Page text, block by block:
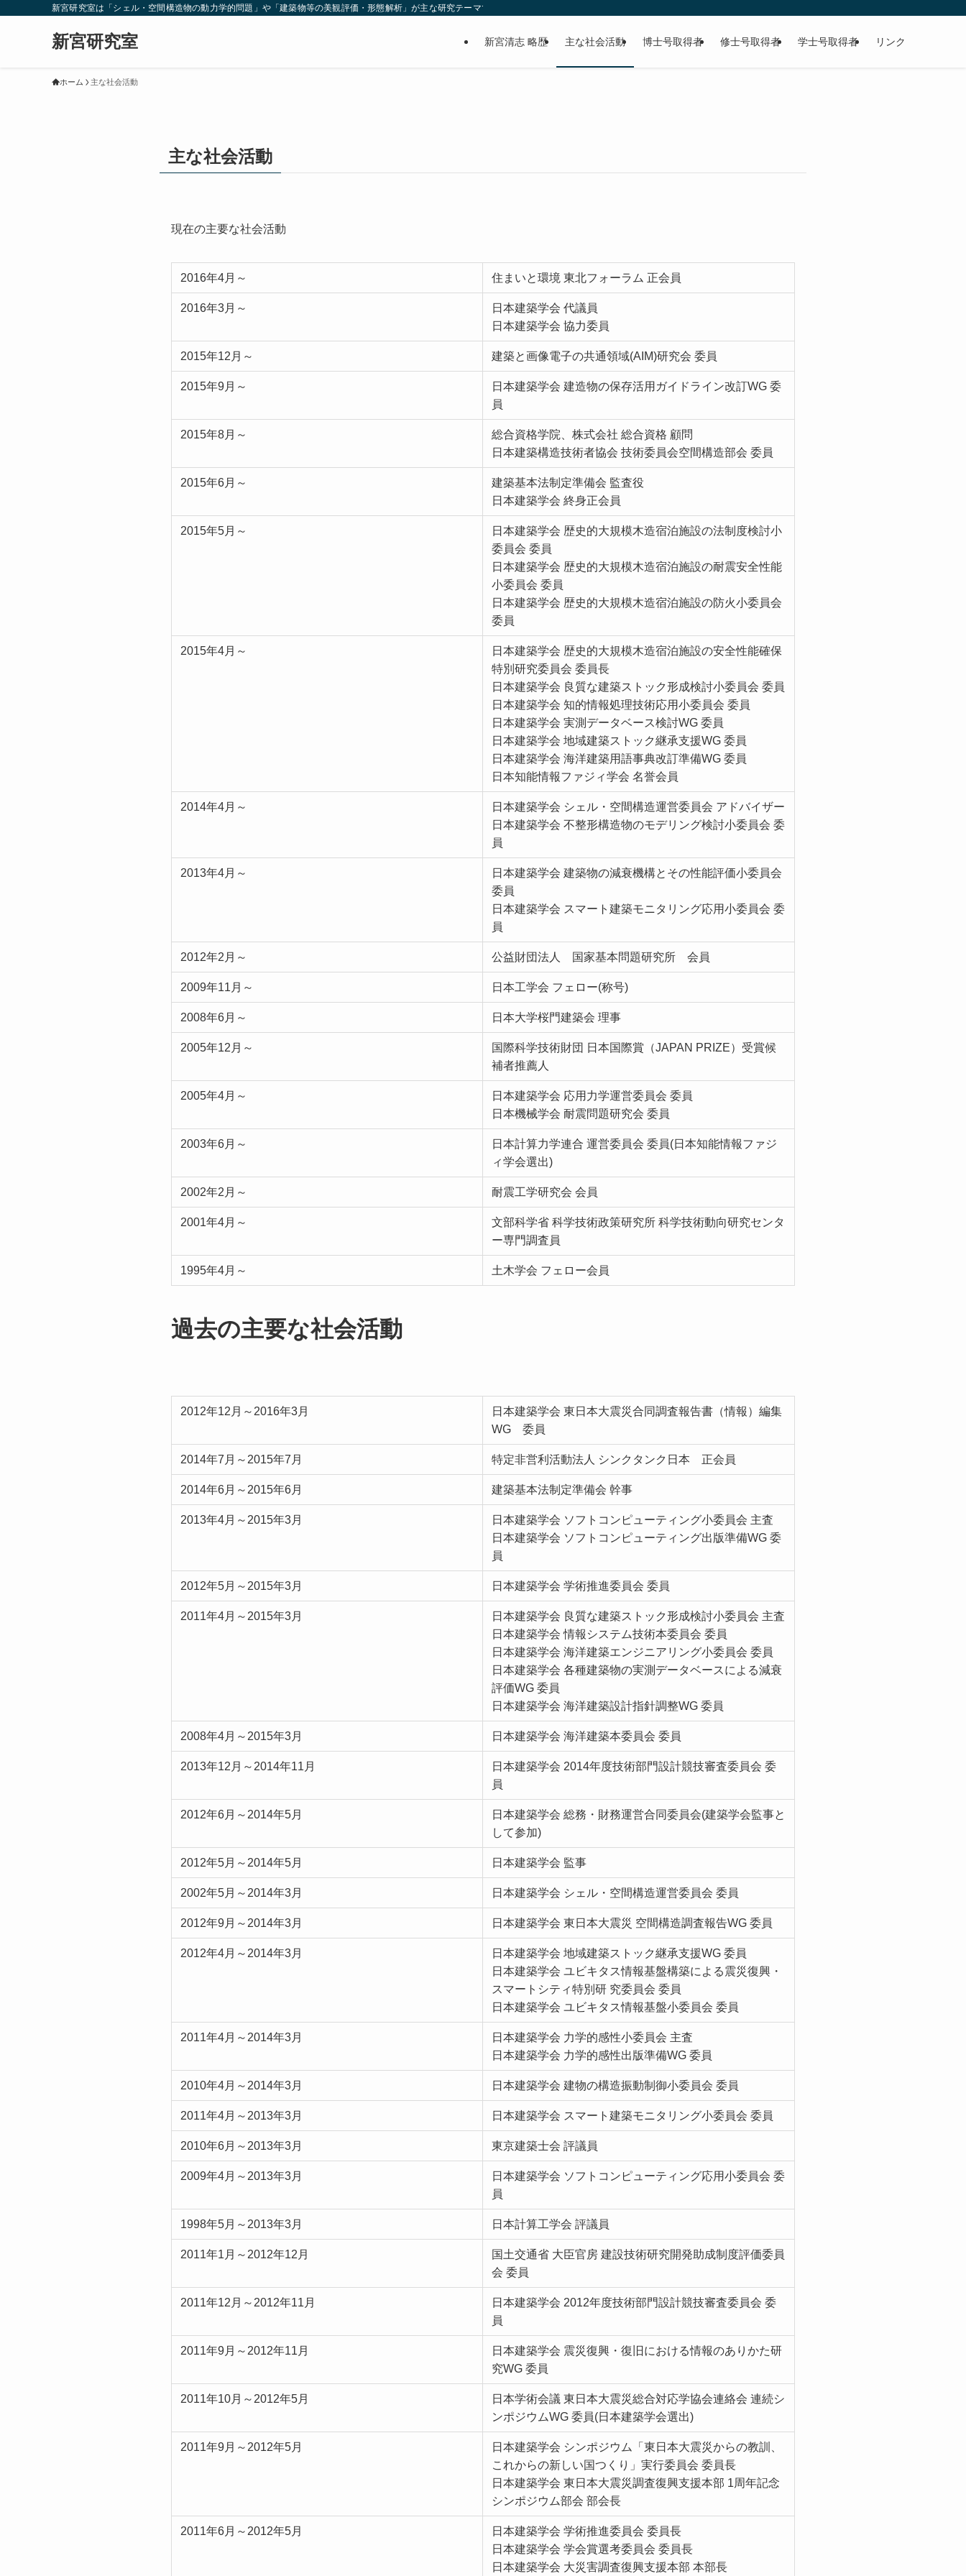
新宮研究室は「シェル・空間構造物の動力学的問題」や「建築物等の美観評価・形態解析」が主な研究テーマです
新宮研究室 新宮清志 略歴 主な社会活動 博士号取得者 修士号取得者 学士号取得者 リンク
ホーム 主な社会活動
主な社会活動
現在の主要な社会活動
2016年4月～ 住まいと環境 東北フォーラム 正会員
2016年3月～
日本建築学会 代議員
日本建築学会 協力委員
2015年12月～ 建築と画像電子の共通領域(AIM)研究会 委員
2015年9月～
日本建築学会 建造物の保存活用ガイドライン改訂WG 委
員
2015年8月～
総合資格学院、株式会社 総合資格 顧問
日本建築構造技術者協会 技術委員会空間構造部会 委員
2015年6月～
建築基本法制定準備会 監査役
日本建築学会 終身正会員
2015年5月～
日本建築学会 歴史的大規模木造宿泊施設の法制度検討小
委員会 委員
日本建築学会 歴史的大規模木造宿泊施設の耐震安全性能
小委員会 委員
日本建築学会 歴史的大規模木造宿泊施設の防火小委員会
委員
2015年4月～
日本建築学会 歴史的大規模木造宿泊施設の安全性能確保
特別研究委員会 委員長
日本建築学会 良質な建築ストック形成検討小委員会 委員
日本建築学会 知的情報処理技術応用小委員会 委員
日本建築学会 実測データベース検討WG 委員
日本建築学会 地域建築ストック継承支援WG 委員
日本建築学会 海洋建築用語事典改訂準備WG 委員
日本知能情報ファジィ学会 名誉会員
2014年4月～
日本建築学会 シェル・空間構造運営委員会 アドバイザー
日本建築学会 不整形構造物のモデリング検討小委員会 委
員
2013年4月～
日本建築学会 建築物の減衰機構とその性能評価小委員会
委員
日本建築学会 スマート建築モニタリング応用小委員会 委
員
2012年2月～ 公益財団法人 国家基本問題研究所 会員
2009年11月～ 日本工学会 フェロー(称号)
2008年6月～ 日本大学桜門建築会 理事
2005年12月～
国際科学技術財団 日本国際賞（JAPAN PRIZE）受賞候
補者推薦人
2005年4月～
日本建築学会 応用力学運営委員会 委員
日本機械学会 耐震問題研究会 委員
2003年6月～
日本計算力学連合 運営委員会 委員(日本知能情報ファジ
ィ学会選出)
2002年2月～ 耐震工学研究会 会員
2001年4月～
文部科学省 科学技術政策研究所 科学技術動向研究センタ
ー専門調査員
1995年4月～ 土木学会 フェロー会員
過去の主要な社会活動
2012年12月～2016年3月
日本建築学会 東日本大震災合同調査報告書（情報）編集
WG 委員
2014年7月～2015年7月 特定非営利活動法人 シンクタンク日本 正会員
2014年6月～2015年6月 建築基本法制定準備会 幹事
2013年4月～2015年3月
日本建築学会 ソフトコンピューティング小委員会 主査
日本建築学会 ソフトコンピューティング出版準備WG 委
員
2012年5月～2015年3月 日本建築学会 学術推進委員会 委員
2011年4月～2015年3月
日本建築学会 良質な建築ストック形成検討小委員会 主査
日本建築学会 情報システム技術本委員会 委員
日本建築学会 海洋建築エンジニアリング小委員会 委員
日本建築学会 各種建築物の実測データベースによる減衰
評価WG 委員
日本建築学会 海洋建築設計指針調整WG 委員
2008年4月～2015年3月 日本建築学会 海洋建築本委員会 委員
2013年12月～2014年11月
日本建築学会 2014年度技術部門設計競技審査委員会 委
員
2012年6月～2014年5月
日本建築学会 総務・財務運営合同委員会(建築学会監事と
して参加)
2012年5月～2014年5月 日本建築学会 監事
2002年5月～2014年3月 日本建築学会 シェル・空間構造運営委員会 委員
2012年9月～2014年3月 日本建築学会 東日本大震災 空間構造調査報告WG 委員
2012年4月～2014年3月
日本建築学会 地域建築ストック継承支援WG 委員
日本建築学会 ユビキタス情報基盤構築による震災復興・
スマートシティ特別研 究委員会 委員
日本建築学会 ユビキタス情報基盤小委員会 委員
2011年4月～2014年3月
日本建築学会 力学的感性小委員会 主査
日本建築学会 力学的感性出版準備WG 委員
2010年4月～2014年3月 日本建築学会 建物の構造振動制御小委員会 委員
2011年4月～2013年3月 日本建築学会 スマート建築モニタリング小委員会 委員
2010年6月～2013年3月 東京建築士会 評議員
2009年4月～2013年3月
日本建築学会 ソフトコンピューティング応用小委員会 委
員
1998年5月～2013年3月 日本計算工学会 評議員
2011年1月～2012年12月
国土交通省 大臣官房 建設技術研究開発助成制度評価委員
会 委員
2011年12月～2012年11月
日本建築学会 2012年度技術部門設計競技審査委員会 委
員
2011年9月～2012年11月
日本建築学会 震災復興・復旧における情報のありかた研
究WG 委員
2011年10月～2012年5月
日本学術会議 東日本大震災総合対応学協会連絡会 連続シ
ンポジウムWG 委員(日本建築学会選出)
2011年9月～2012年5月
日本建築学会 シンポジウム「東日本大震災からの教訓、
これからの新しい国つくり」実行委員会 委員長
日本建築学会 東日本大震災調査復興支援本部 1周年記念
シンポジウム部会 部会長
2011年6月～2012年5月
日本建築学会 学術推進委員会 委員長
日本建築学会 学会賞選考委員会 委員長
日本建築学会 大災害調査復興支援本部 本部長